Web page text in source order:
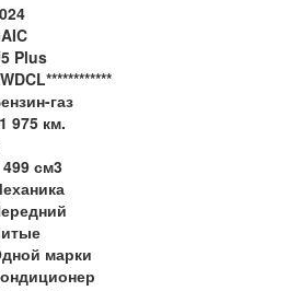
Plus
газ
975 км.
499 см3
марки